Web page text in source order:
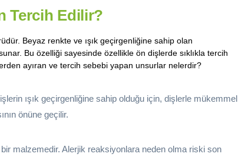
Tercih Edilir?
Beyaz renkte ve ışık geçirgenliğine sahip olan
Bu özelliği sayesinde özellikle ön dişlerde sıklıkla tercih
ayıran ve tercih sebebi yapan unsurlar nelerdir?
ışık geçirgenliğine sahip olduğu için, dişlerle mükemmel
önüne geçilir.
malzemedir. Alerjik reaksiyonlara neden olma riski son